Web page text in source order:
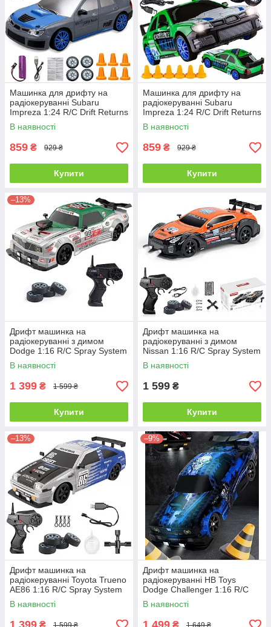
Машинка для дрифту на
радіокеруванні Subaru
Impreza 1:24 R/C Drift Returns
В наявності
859 ₴ 929 ₴
Купити
Машинка для дрифту на
радіокеруванні Subaru
Impreza 1:24 R/C Drift Returns
Rally
В наявності
859 ₴ 929 ₴
Купити
–13%
Дрифт машинка на
радіокеруванні з димом
Dodge 1:16 R/C Spray System
Drift
В наявності
1 399 ₴ 1 599 ₴
Купити
Дрифт машинка на
радіокеруванні з димом
Nissan 1:16 R/C Spray System
Drift
В наявності
1 599 ₴
Купити
–13%
Дрифт машинка на
радіокеруванні Toyota Trueno
AE86 1:16 R/C Spray System
Drift
В наявності
1 399 ₴ 1 599 ₴
–9%
Дрифт машинка на
радіокеруванні HB Toys
Dodge Challenger 1:16 R/C
Drift Dazzling
В наявності
1 499 ₴ 1 649 ₴